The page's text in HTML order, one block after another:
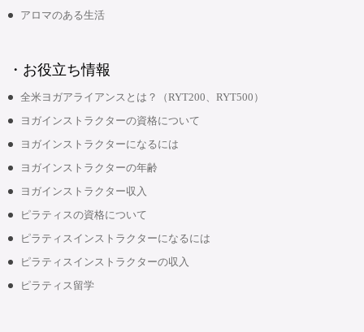
アロマのある生活
・お役立ち情報
全米ヨガアライアンスとは？（RYT200、RYT500）
ヨガインストラクターの資格について
ヨガインストラクターになるには
ヨガインストラクターの年齢
ヨガインストラクター収入
ピラティスの資格について
ピラティスインストラクターになるには
ピラティスインストラクターの収入
ピラティス留学